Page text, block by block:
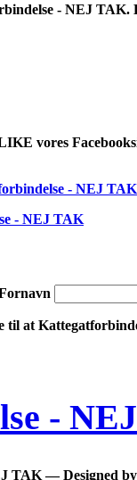
- NEJ
vores
- NEJ TAK
- NEJ TAK
til at
-
TAK — Designed by